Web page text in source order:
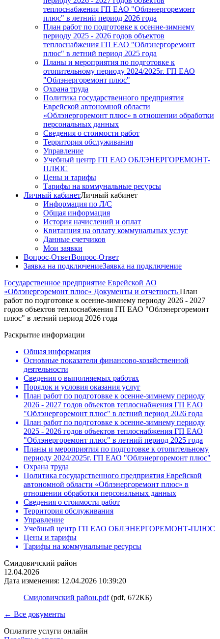
теплоснабжения ГП ЕАО "Облэнергоремонт
плюс" в летний период 2026 года
План работ по подготовке к осенне-зимнему
периоду 2025 - 2026 годов объектов
теплоснабжения ГП ЕАО "Облэнергоремонт
плюс" в летний период 2025 года
Планы и мероприятия по подготовке к
отопительному периоду 2024/2025г. ГП ЕАО
"Облэнергоремонт плюс"
Охрана труда
Политика государственного предприятия
Еврейской автономной области
«Облэнергоремонт плюс» в отношении обработки
персональных данных
Сведения о стоимости работ
Территория обслуживания
Управление
Учебный центр ГП ЕАО ОБЛЭНЕРГОРЕМОНТ-
ПЛЮС
Цены и тарифы
Тарифы на коммунальные ресурсы
Личный кабинетЛичный кабинет
Информация по Л/С
Общая информация
История начислений и оплат
Квитанция на оплату коммунальных услуг
Данные счетчиков
Мои заявки
Вопрос-ОтветВопрос-Ответ
Заявка на подключениеЗаявка на подключение
Государственное предприятие Еврейской АО
«Облэнергоремонт плюс» Документы и отчетность План
работ по подготовке к осенне-зимнему периоду 2026 - 2027
годов объектов теплоснабжения ГП ЕАО "Облэнергоремонт
плюс" в летний период 2026 года
Раскрытие информации
Общая информация
Основные показатели финансово-хозяйственной
деятельности
Сведения о выполняемых работах
Порядок и условия оказания услуг
План работ по подготовке к осенне-зимнему периоду
2026 - 2027 годов объектов теплоснабжения ГП ЕАО
"Облэнергоремонт плюс" в летний период 2026 года
План работ по подготовке к осенне-зимнему периоду
2025 - 2026 годов объектов теплоснабжения ГП ЕАО
"Облэнергоремонт плюс" в летний период 2025 года
Планы и мероприятия по подготовке к отопительному
периоду 2024/2025г. ГП ЕАО "Облэнергоремонт плюс"
Охрана труда
Политика государственного предприятия Еврейской
автономной области «Облэнергоремонт плюс» в
отношении обработки персональных данных
Сведения о стоимости работ
Территория обслуживания
Управление
Учебный центр ГП ЕАО ОБЛЭНЕРГОРЕМОНТ-ПЛЮС
Цены и тарифы
Тарифы на коммунальные ресурсы
Смидовичский район
12.04.2026
Дата изменения: 12.04.2026 10:39:20
Смидовичский район.pdf(pdf, 672КБ)
← Все документы
Оплатите услуги онлайн